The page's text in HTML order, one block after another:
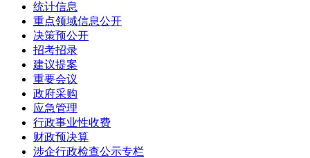
统计信息
重点领域信息公开
决策预公开
招考招录
建议提案
重要会议
政府采购
应急管理
行政事业性收费
财政预决算
涉企行政检查公示专栏